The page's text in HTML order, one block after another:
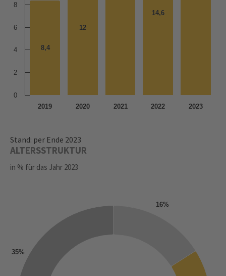
8,4
8,4
12
12
14,6
14,6
2019 2020 2021 2022 2023
0
2
4
6
8
Stand: per Ende 2023
ALTERSSTRUKTUR
in % für das Jahr 2023
16%
35%